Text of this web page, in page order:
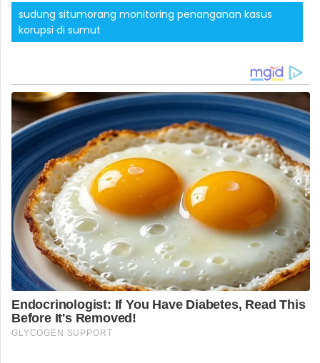
sudung situmorang monitoring penanganan kasus
korupsi di sumut